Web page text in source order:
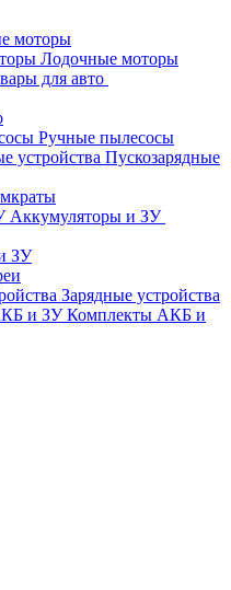
моторы
Лодочные моторы
для авто
Ручные пылесосы
Пускозарядные
Аккумуляторы и ЗУ
ЗУ
Зарядные устройства
Комплекты АКБ и